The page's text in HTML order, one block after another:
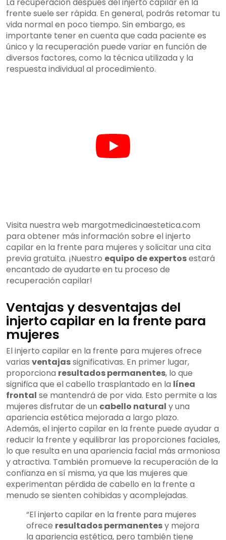
La recuperación después del injerto capilar en la
frente suele ser rápida. En general, podrás retomar tu
vida normal en poco tiempo. Sin embargo, es
importante tener en cuenta que cada paciente es
único y la recuperación puede variar en función de
diversos factores, como la técnica utilizada y la
respuesta individual al procedimiento.
Visita nuestra web margotmedicinaestetica.com
para obtener más información sobre el injerto
capilar en la frente para mujeres y solicitar una cita
previa gratuita. ¡Nuestro equipo de expertosestará
encantado de ayudarte en tu proceso de
recuperación capilar!
Ventajas y desventajas del
injerto capilar en la frente para
mujeres
El injerto capilar en la frente para mujeres ofrece
varias ventajassignificativas. En primer lugar,
proporciona resultados permanentes, lo que
significa que el cabello trasplantado en la línea
frontal se mantendrá de por vida. Esto permite a las
mujeres disfrutar de un cabello natural y una
apariencia estética mejorada a largo plazo.
Además, el injerto capilar en la frente puede ayudar a
reducir la frente y equilibrar las proporciones faciales,
lo que resulta en una apariencia facial más armoniosa
y atractiva. También promueve la recuperación de la
confianza en sí misma, ya que las mujeres que
experimentan pérdida de cabello en la frente a
menudo se sienten cohibidas y acomplejadas.
“El injerto capilar en la frente para mujeres
ofrece resultados permanentesy mejora
la apariencia estética, pero también tiene